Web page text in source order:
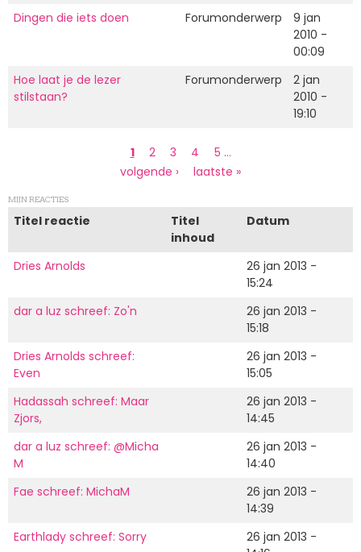
Dingen die iets doen
Forumonderwerp
9 jan
2010 -
00:09
Hoe laat je de lezer
stilstaan?
Forumonderwerp
2 jan
2010 -
19:10
Huidige
pagina
1 Page
2 Page
3 Page
4 Page
5 …
Volgende
volgende ›
Laatste
laatste »
MIJN REACTIES
Titel reactie
Titel
inhoud
Datum
Dries Arnolds
26 jan 2013 -
15:24
dar a luz schreef: Zo'n
26 jan 2013 -
15:18
Dries Arnolds schreef:
Even
26 jan 2013 -
15:05
Hadassah schreef: Maar
Zjors,
26 jan 2013 -
14:45
dar a luz schreef: @Micha
M
26 jan 2013 -
14:40
Fae schreef: MichaM
26 jan 2013 -
14:39
Earthlady schreef: Sorry
26 jan 2013 -